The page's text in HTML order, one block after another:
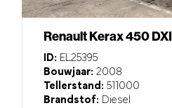
Renault Kerax 450 DXI
ID: EL25395
Bouwjaar: 2008
Tellerstand: 511000
Brandstof: Diesel